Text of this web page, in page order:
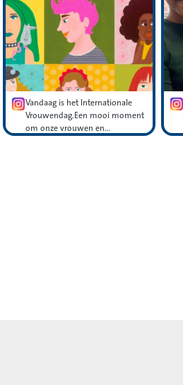
Vandaag is het Internationale
Vrouwendag.Een mooi moment
om onze vrouwen en…